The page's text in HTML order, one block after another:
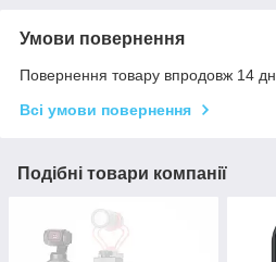
Умови повернення
Повернення товару впродовж 14
Всі умови повернення
Подібні товари компанії